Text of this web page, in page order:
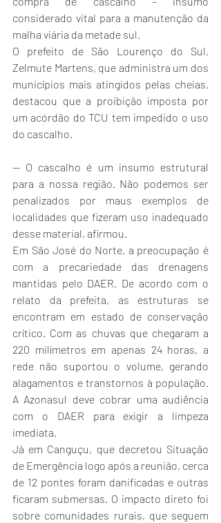
considerado vital para a manutenção da
malha viária da metade sul.
O prefeito de São Lourenço do Sul,
Zelmute Martens, que administra um dos
municípios mais atingidos pelas cheias,
destacou que a proibição imposta por
um acórdão do TCU tem impedido o uso
do cascalho.
— O cascalho é um insumo estrutural
para a nossa região. Não podemos ser
penalizados por maus exemplos de
localidades que fizeram uso inadequado
desse material, afirmou.
Em São José do Norte, a preocupação é
com a precariedade das drenagens
mantidas pelo DAER. De acordo com o
relato da prefeita, as estruturas se
encontram em estado de conservação
crítico. Com as chuvas que chegaram a
220 milímetros em apenas 24 horas, a
rede não suportou o volume, gerando
alagamentos e transtornos à população.
A Azonasul deve cobrar uma audiência
com o DAER para exigir a limpeza
imediata.
Já em Canguçu, que decretou Situação
de Emergência logo após a reunião, cerca
de 12 pontes foram danificadas e outras
ficaram submersas. O impacto direto foi
sobre comunidades rurais, que seguem